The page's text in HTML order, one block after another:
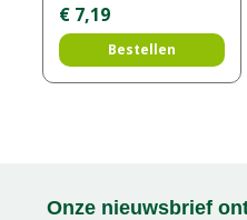
€ 7,19
Bestellen
Onze nieuwsbrief